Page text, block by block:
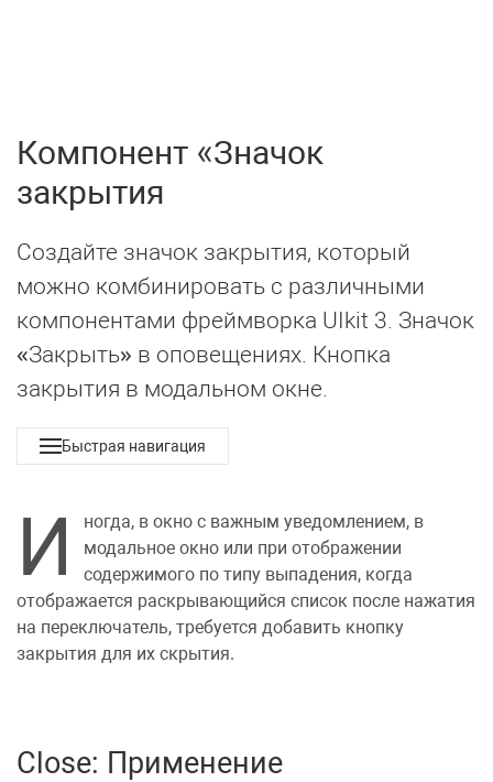
Компонент
Значок
закрытия
Создайте значок закрытия, который
можно комбинировать с различными
компонентами фреймворка UIkit 3. Значок
«Закрыть» в оповещениях. Кнопка
закрытия в модальном окне.
Быстрая навигация
И ногда, в окно с важным уведомлением, в
модальное окно или при отображении
содержимого по типу выпадения, когда
отображается раскрывающийся список после нажатия
на переключатель, требуется добавить кнопку
закрытия для их скрытия.
Close: Применение